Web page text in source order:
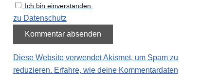
Ich bin einverstanden.
zu Datenschutz
Diese Website verwendet Akismet, um Spam zu
reduzieren. Erfahre, wie deine Kommentardaten